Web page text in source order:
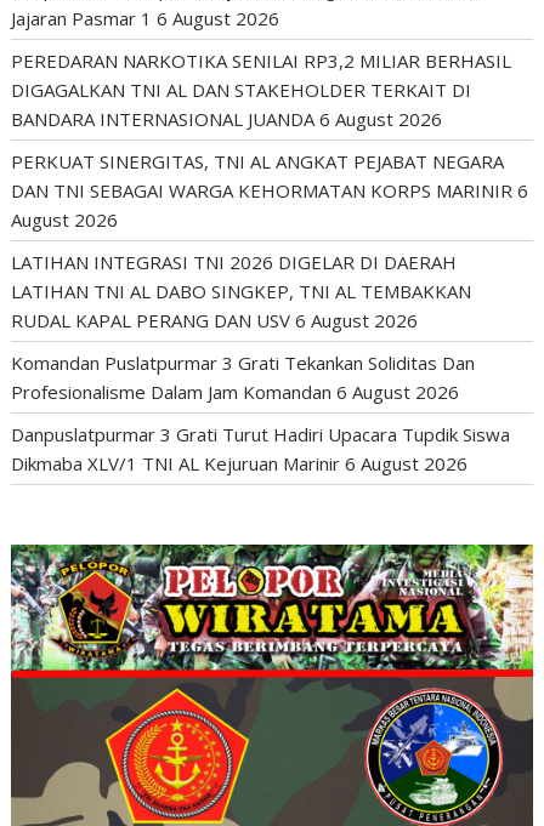
Jajaran Pasmar 1 6 August 2026
PEREDARAN NARKOTIKA SENILAI RP3,2 MILIAR BERHASIL
DIGAGALKAN TNI AL DAN STAKEHOLDER TERKAIT DI
BANDARA INTERNASIONAL JUANDA 6 August 2026
PERKUAT SINERGITAS, TNI AL ANGKAT PEJABAT NEGARA
DAN TNI SEBAGAI WARGA KEHORMATAN KORPS MARINIR 6
August 2026
LATIHAN INTEGRASI TNI 2026 DIGELAR DI DAERAH
LATIHAN TNI AL DABO SINGKEP, TNI AL TEMBAKKAN
RUDAL KAPAL PERANG DAN USV 6 August 2026
Komandan Puslatpurmar 3 Grati Tekankan Soliditas Dan
Profesionalisme Dalam Jam Komandan 6 August 2026
Danpuslatpurmar 3 Grati Turut Hadiri Upacara Tupdik Siswa
Dikmaba XLV/1 TNI AL Kejuruan Marinir 6 August 2026